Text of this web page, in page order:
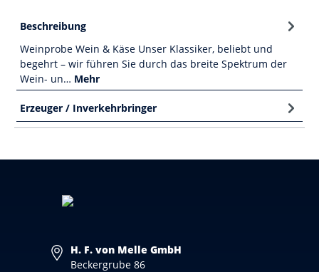
Beschreibung
Weinprobe Wein & Käse Unser Klassiker, beliebt und
begehrt – wir führen Sie durch das breite Spektrum der
Wein- un… Mehr
Erzeuger / Inverkehrbringer
H. F. von Melle GmbH
Beckergrube 86